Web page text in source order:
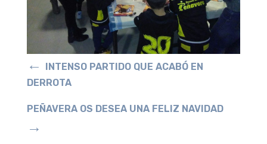
←
INTENSO PARTIDO QUE ACABÓ EN
DERROTA
PEÑAVERA OS DESEA UNA FELIZ NAVIDAD
→